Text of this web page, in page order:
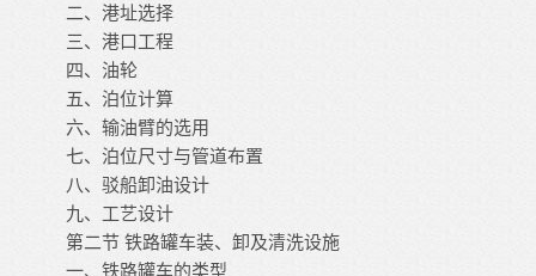
二、港址选择
三、港口工程
四、油轮
五、泊位计算
六、输油臂的选用
七、泊位尺寸与管道布置
八、驳船卸油设计
九、工艺设计
第二节 铁路罐车装、卸及清洗设施
一、铁路罐车的类型